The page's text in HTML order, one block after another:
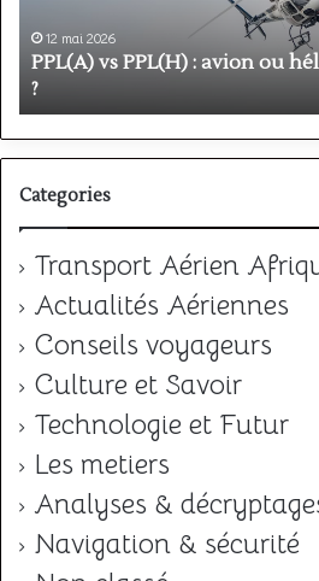
en
Afrique
12 mai 2026
PPL(A) vs PPL(H) : avion ou
?
Categories
Transport Aérien
Actualités Aériennes
Conseils voyageurs
Culture et Savoir
Technologie et Futur
Les metiers
Analyses &
Navigation & sécurité